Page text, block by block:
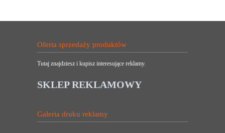
Oferta sprzedaży produktów
Tutaj znajdziesz i kupisz interesujące reklamy.
SKLEP REKLAMOWY
Galeria druku reklamy